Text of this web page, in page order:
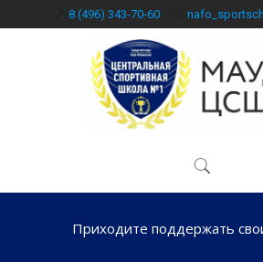
8 (496) 343-70-60
Приходите поддержать